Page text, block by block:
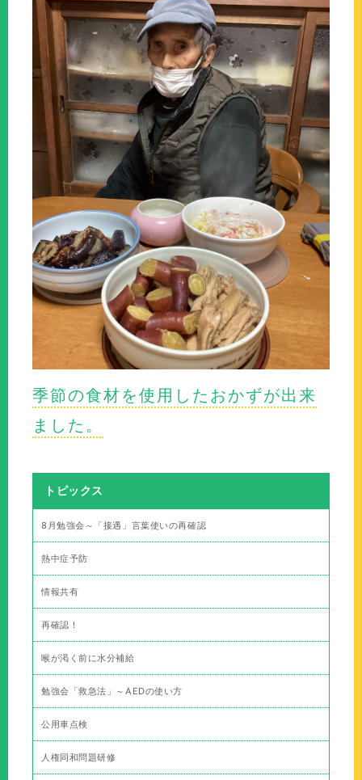
季節の食材を使用したおかずが出来
ました。
トピックス
8月勉強会～「接遇」言葉使いの再確認
熱中症予防
情報共有
再確認！
喉が渇く前に水分補給
勉強会「救急法」～AEDの使い方
公用車点検
人権同和問題研修